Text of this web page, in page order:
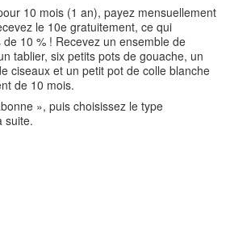
10 mois (1 an), payez mensuellement
le 10e gratuitement, ce qui
10 % ! Recevez un ensemble de
tablier, six petits pots de gouache, un
ciseaux et un petit pot de colle blanche
de 10 mois.
», puis choisissez le type
suite.